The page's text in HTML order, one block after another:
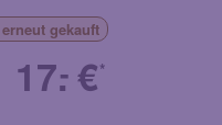
erneut gekauft
17.
- €*